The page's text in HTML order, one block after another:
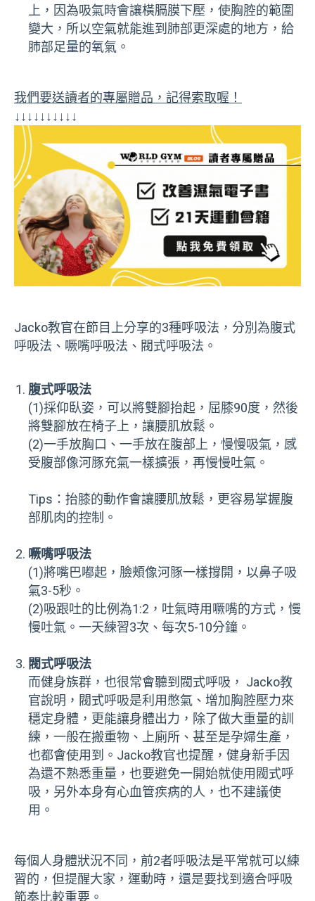
上，因為吸氣時會讓橫膈膜下壓，使胸腔的範圍
變大，所以空氣就能進到肺部更深處的地方，給
肺部足量的氧氣。
我們要送讀者的專屬贈品，記得索取喔！
↓↓↓↓↓↓↓↓↓↓
Jacko教官在節目上分享的3種呼吸法，分別為腹式
呼吸法、噘嘴呼吸法、閥式呼吸法。
腹式呼吸法
(1)採仰臥姿，可以將雙腳抬起，屈膝90度，然後
將雙腳放在椅子上，讓腰肌放鬆。
(2)一手放胸口、一手放在腹部上，慢慢吸氣，感
受腹部像河豚充氣一樣擴張，再慢慢吐氣。
Tips：抬膝的動作會讓腰肌放鬆，更容易掌握腹
部肌肉的控制。
噘嘴呼吸法
(1)將嘴巴嘟起，臉頰像河豚一樣撐開，以鼻子吸
氣3-5秒。
(2)吸跟吐的比例為1:2 ，吐氣時用噘嘴的方式，慢
慢吐氣。一天練習3次、每次5-10分鐘。
閥式呼吸法
而健身族群，也很常會聽到閥式呼吸， Jacko教
官說明，閥式呼吸是利用憋氣、增加胸腔壓力來
穩定身體，更能讓身體出力，除了做大重量的訓
練，一般在搬重物、上廁所、甚至是孕婦生產，
也都會使用到。Jacko教官也提醒，健身新手因
為還不熟悉重量，也要避免一開始就使用閥式呼
吸，另外本身有心血管疾病的人，也不建議使
用。
每個人身體狀況不同，前2者呼吸法是平常就可以練
習的，但提醒大家，運動時，還是要找到適合呼吸
節奏比較重要。